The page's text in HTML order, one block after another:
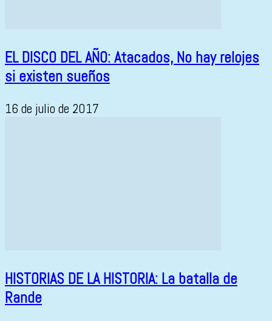
EL DISCO DEL AÑO: Atacados, No hay relojes
si existen sueños
16 de julio de 2017
HISTORIAS DE LA HISTORIA: La batalla de
Rande